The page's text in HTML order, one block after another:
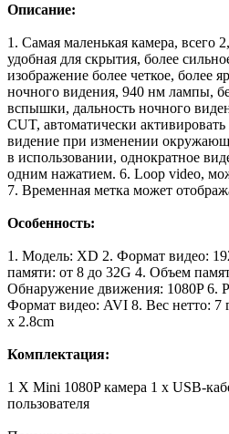
Описание:
1. Самая маленькая камера, всего
удобная для скрытия, более
изображение более четкое, более
ночного видения, 940 нм лампы,
вспышки, дальность ночного
CUT, автоматически
видение при изменении
в использовании, однократное
одним нажатием. 6. Loop video,
7. Временная метка может
Особенность:
1. Модель: XD 2. Формат видео:
памяти: от 8 до 32G 4. Объем
Обнаружение движения: 1080P 6.
Формат видео: AVI 8. Вес нетто: 7
x 2.8cm
Комплектация:
1 X Mini 1080P камера 1 х USB-
пользователя